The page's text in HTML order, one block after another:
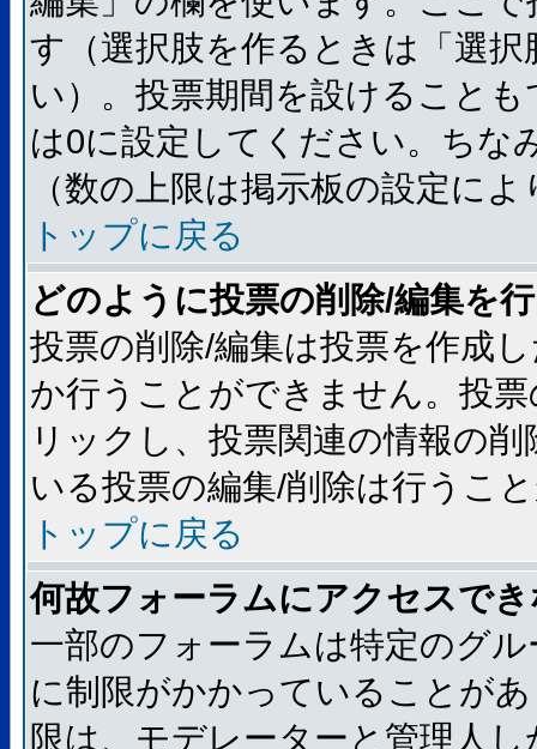
す（選択肢を作るときは「選
い）。投票期間を設けること
は0に設定してください。ちな
（数の上限は掲示板の設定に
トップに戻る
どのように投票の削除/編集を
投票の削除/編集は投票を作成
か行うことができません。投
リックし、投票関連の情報の
いる投票の編集/削除は行うこ
トップに戻る
何故フォーラムにアクセスで
一部のフォーラムは特定のグ
に制限がかかっていることが
限は、モデレーターと管理人